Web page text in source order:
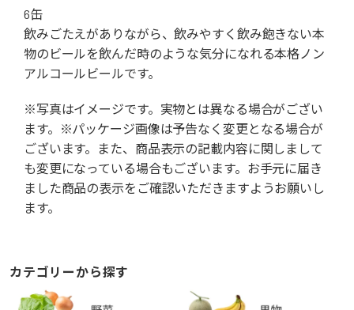
6缶
飲みごたえがありながら、飲みやすく飲み飽きない本
物のビールを飲んだ時のような気分になれる本格ノン
アルコールビールです。
※写真はイメージです。実物とは異なる場合がござい
ます。※パッケージ画像は予告なく変更となる場合が
ございます。また、商品表示の記載内容に関しまして
も変更になっている場合もございます。お手元に届き
ました商品の表示をご確認いただきますようお願いし
ます。
カテゴリーから探す